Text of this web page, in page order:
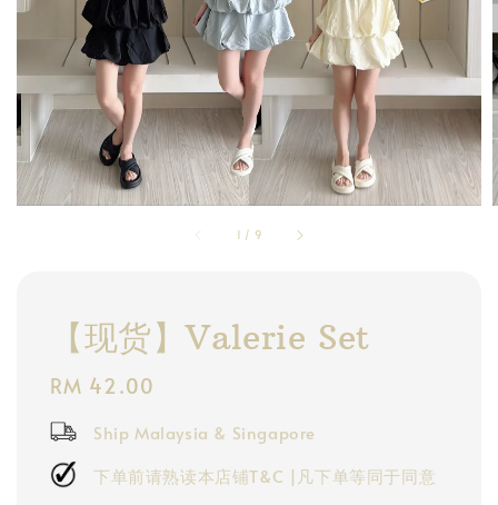
1 / 9
【现货】Valerie Set
Regular
price
RM 42.00
Ship Malaysia & Singapore
下单前请熟读本店铺T&C |凡下单等同于同意